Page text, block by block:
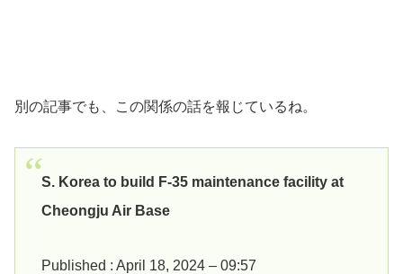
別の記事でも、この関係の話を報じているね。
S. Korea to build F-35 maintenance facility at
Cheongju Air Base
Published : April 18, 2024 – 09:57